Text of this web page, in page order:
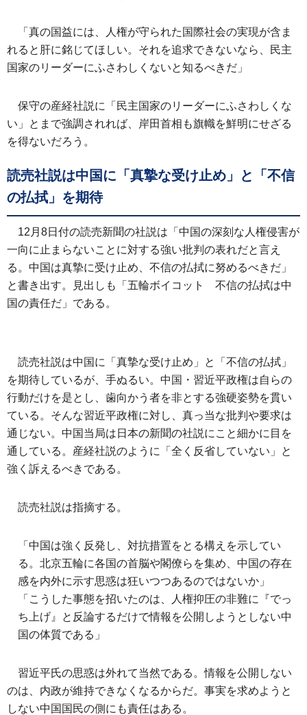
「真の国益には、人権が守られた国際社会の実現が含ま
れると肝に銘じてほしい。それを追求できないなら、民主
国家のリーダーにふさわしくないと知るべきだ」
保守の産経社説に「民主国家のリーダーにふさわしくな
い」とまで強調されれば、岸田首相も旗幟を鮮明にせざる
を得ないだろう。
読売社説は中国に「真摯な受け止め」と「不信
の払拭」を期待
12月8日付の読売新聞の社説は「中国の深刻な人権侵害が
一向に止まらないことに対する強い批判の表れだと言え
る。中国は真摯に受け止め、不信の払拭に努めるべきだ」
と書き出す。見出しも「五輪ボイコット 不信の払拭は中
国の責任だ」である。
読売社説は中国に「真摯な受け止め」と「不信の払拭」
を期待しているが、手ぬるい。中国・習近平政権は自らの
行動だけを是とし、歯向かう者を非とする強硬姿勢を貫い
ている。そんな習近平政権に対し、真っ当な批判や要求は
通じない。中国当局は日本の新聞の社説にこと細かに目を
通している。産経社説のように「全く反省していない」と
強く訴えるべきである。
読売社説は指摘する。
「中国は強く反発し、対抗措置をとる構えを示してい
る。北京五輪に各国の首脳や閣僚らを集め、中国の存在
感を内外に示す思惑は狂いつつあるのではないか」
「こうした事態を招いたのは、人権抑圧の非難に『でっ
ち上げ』と反論するだけで情報を公開しようとしない中
国の体質である」
習近平氏の思惑は外れて当然である。情報を公開しない
のは、内政が維持できなくなるからだ。事実を求めようと
しない中国国民の側にも責任はある。